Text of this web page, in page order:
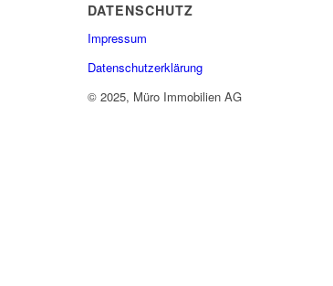
DATENSCHUTZ
Impressum
Datenschutzerklärung
© 2025, Müro Immobilien AG